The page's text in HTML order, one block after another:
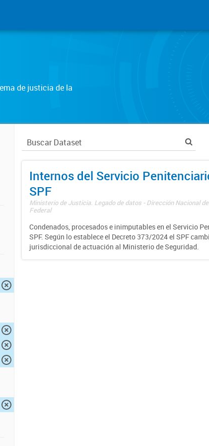
de justicia de la
Internos del Servicio
SPF
Ministerio de Justicia. Legado de datos - Dirección Nacional
Federal
Condenados, procesados e inimputables en el Servicio
SPF. Según lo establece el Decreto 373/2024 el SPF
jurisdiccional de actuación al Ministerio de Seguridad.